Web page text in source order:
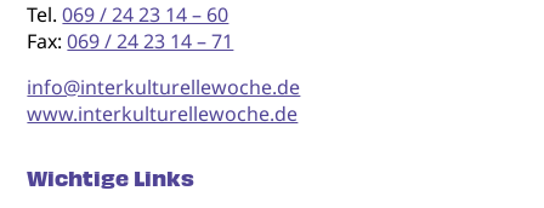
Tel.069 / 24 23 14 – 60
Fax:069 / 24 23 14 – 71
info@interkulturellewoche.de
www.interkulturellewoche.de
Wichtige Links